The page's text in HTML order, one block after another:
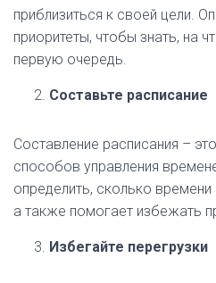
приблизиться к своей цели.
приоритеты, чтобы знать, на
первую очередь.
Составьте расписание
Составление расписания –
способов управления
определить, сколько
а также помогает избежать
Избегайте перегрузки